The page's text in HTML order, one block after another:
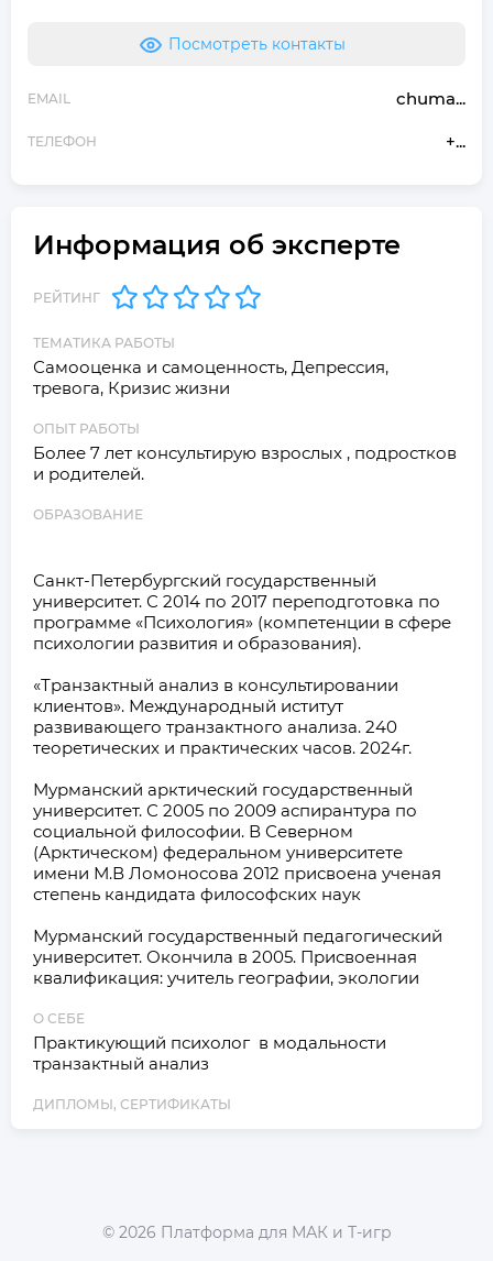
Посмотреть контакты
EMAIL chuma...
ТЕЛЕФОН +...
Информация об эксперте
РЕЙТИНГ
ТЕМАТИКА РАБОТЫ
Самооценка и самоценность, Депрессия,
тревога, Кризис жизни
ОПЫТ РАБОТЫ
Более 7 лет консультирую взрослых , подростков
и родителей.
ОБРАЗОВАНИЕ
Санкт-Петербургский государственный
университет. С 2014 по 2017 переподготовка по
программе «Психология» (компетенции в сфере
психологии развития и образования).
«Транзактный анализ в консультировании
клиентов». Международный иститут
развивающего транзактного анализа. 240
теоретических и практических часов. 2024г.
Мурманский арктический государственный
университет. С 2005 по 2009 аспирантура по
социальной философии. В Северном
(Арктическом) федеральном университете
имени М.В Ломоносова 2012 присвоена ученая
степень кандидата философских наук
Мурманский государственный педагогический
университет. Окончила в 2005. Присвоенная
О СЕБЕ
Практикующий психолог  в модальности
транзактный анализ
ДИПЛОМЫ, СЕРТИФИКАТЫ
© 2026 Платформа для МАК и Т-игр